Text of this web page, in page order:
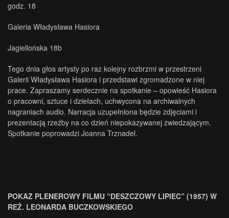
godz. 18
Galeria Władysława Hasiora
Jagiellońska 18b
Tego dnia głos artysty po raz kolejny rozbrzmi w przestrzeni
Galerii Władysława Hasiora i przedstawi zgromadzone w niej
prace. Zapraszamy serdecznie na spotkanie – opowieść Hasiora
o pracowni, sztuce i dziełach, uchwycona na archiwalnych
nagraniach audio. Narracja uzupełniona będzie zdjęciami i
prezentacją rzeźby na co dzień niepokazywanej zwiedzającym.
Spotkanie poprowadzi Joanna Trznadel.
POKAZ PLENEROWY FILMU “DESZCZOWY LIPIEC” (1957) W
REŻ. LEONARDA BUCZKOWSKIEGO